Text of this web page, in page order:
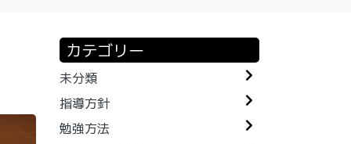
カテゴリー
未分類
指導方針
勉強方法